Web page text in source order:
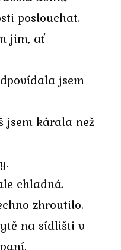
poslouchat.
jim, ať
jsem
jsem kárala než
chladná.
zhroutilo.
na sídlišti v